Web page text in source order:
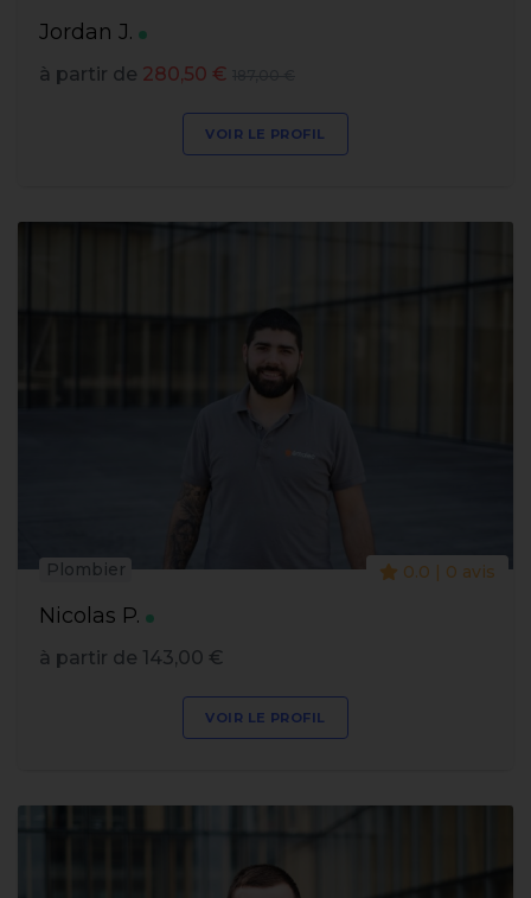
Jordan J.
à partir de 280,50 €
VOIR LE PROFIL
Nicolas P.
Plombier 0.0 | 0 avis
à partir de 143,00 €
VOIR LE PROFIL